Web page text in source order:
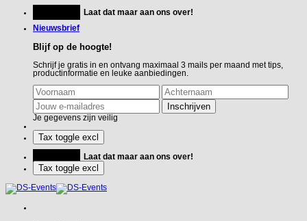
inhoud
Laat dat maar aan ons over!
Nieuwsbrief
Blijf op de hoogte!
Schrijf je gratis in en ontvang maximaal 3 mails per maand met tips,
productinformatie en leuke aanbiedingen.
Je gegevens zijn veilig
Laat dat maar aan ons over!